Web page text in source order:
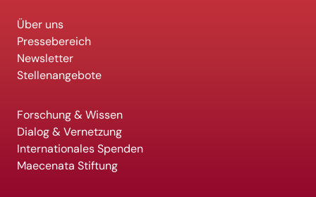
Über uns
Pressebereich
Newsletter
Stellenangebote
Forschung & Wissen
Dialog & Vernetzung
Internationales Spenden
Maecenata Stiftung